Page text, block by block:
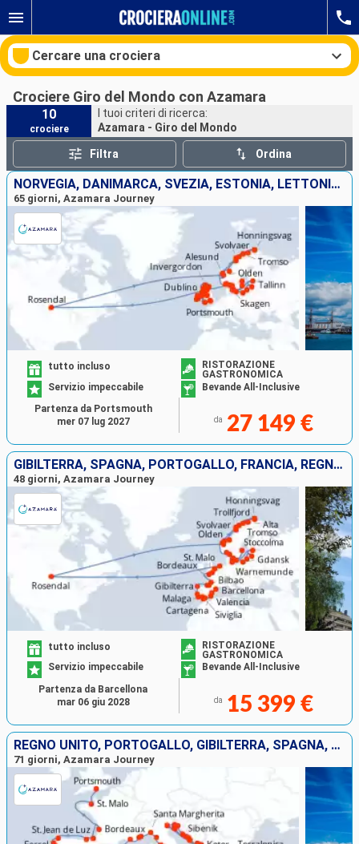
Cercare una crociera
Le nostre destinazioni
Mesi di partenza
Porti Compagnie
Ricerca
Crociere Giro del Mondo con Azamara
10
crociere
I tuoi criteri di ricerca:
Azamara - Giro del Mondo
Filtra Ordina
NORVEGIA, DANIMARCA, SVEZIA, ESTONIA, LETTONIA, LITUANIA, POLONIA, REGNO UNITO, IRLANDA
65 giorni, Azamara Journey
tutto incluso
RISTORAZIONE
GASTRONOMICA
Servizio impeccabile
Bevande All-Inclusive
da 27 149 €
Partenza da Portsmouth
mer 07 lug 2027
GIBILTERRA, SPAGNA, PORTOGALLO, FRANCIA, REGNO UNITO, PAESI BASSI, NORVEGIA, DANIMARCA, GERMANIA, POLONIA, LITUANIA, LETTONIA, ESTONIA, SVEZIA
48 giorni, Azamara Journey
tutto incluso
RISTORAZIONE
GASTRONOMICA
Servizio impeccabile
Bevande All-Inclusive
da 15 399 €
Partenza da Barcellona
mar 06 giu 2028
REGNO UNITO, PORTOGALLO, GIBILTERRA, SPAGNA, FRANCIA, MONACO MONTE CARLO, ITALIA, CROAZIA, MONTENEGRO, SLOVENIA, GRECIA, TURCHIA
71 giorni, Azamara Journey